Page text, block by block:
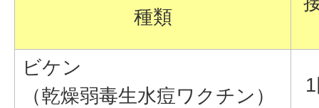
種類
ビケン
（乾燥弱毒生水痘ワクチン）